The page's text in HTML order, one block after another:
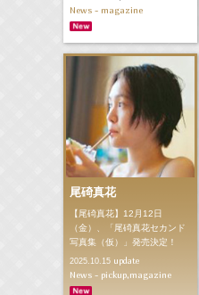
News - magazine
尾碕真花
【尾碕真花】12月12日
（金）、「尾碕真花セカンド
写真集（仮）」発売決定！
2025.10.15update
News - pickup,magazine